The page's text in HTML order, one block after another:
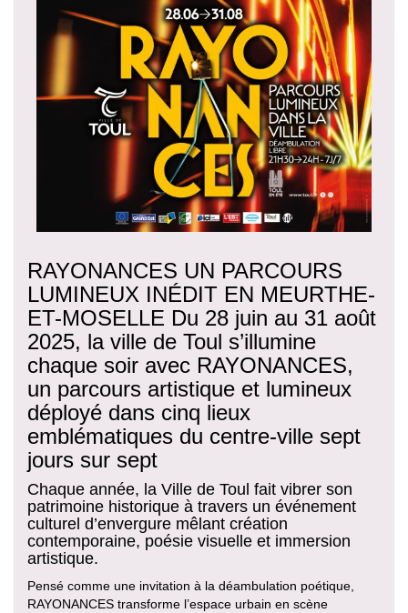
RAYONANCES UN PARCOURS
LUMINEUX INÉDIT EN MEURTHE-
ET-MOSELLE Du 28 juin au 31 août
2025, la ville de Toul s’illumine
chaque soir avec RAYONANCES,
un parcours artistique et lumineux
déployé dans cinq lieux
emblématiques du centre-ville sept
jours sur sept
Chaque année, la Ville de Toul fait vibrer son
patrimoine historique à travers un événement
culturel d’envergure mêlant création
contemporaine, poésie visuelle et immersion
artistique.
Pensé comme une invitation à la déambulation poétique,
RAYONANCES transforme l’espace urbain en scène